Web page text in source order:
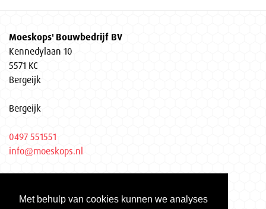
Met behulp van cookies kunnen we analyses
Moeskops' Bouwbedrijf BV
Kennedylaan 10
5571 KC
Bergeijk
Bergeijk
0497 551551
info@moeskops.nl